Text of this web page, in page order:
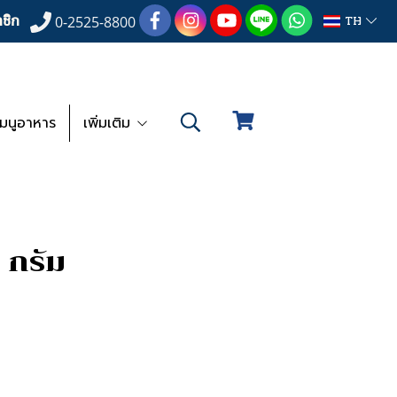
ก 0-2525-8800 TH
นูอาหาร เพิ่มเติม
รัม